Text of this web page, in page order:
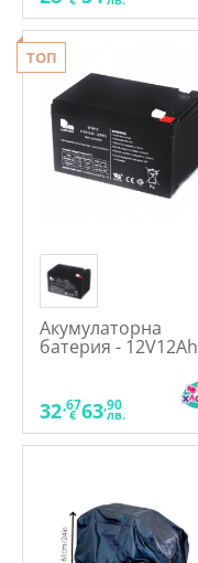
ТОП
Акумулаторна
батерия - 12V12Ah
32,67
€ 63,90
лв.